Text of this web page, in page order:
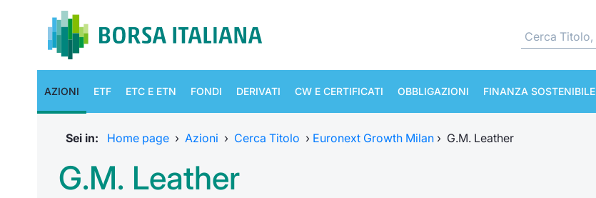
AZIONI ETF ETC E ETN FONDI DERIVATI CW E CERTIFICATI OBBLIGAZIONI FINANZA SOSTENIBILE
Sei in: Home page › Azioni › Cerca Titolo › Euronext Growth Milan › G.M. Leather
G.M. Leather